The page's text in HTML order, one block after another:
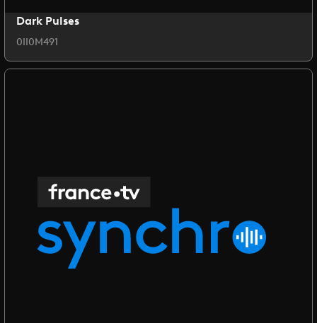
Dark Pulses
0II0M491